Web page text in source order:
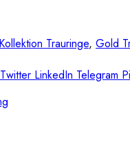
Trauringe, Gold
Twitter LinkedIn Telegram